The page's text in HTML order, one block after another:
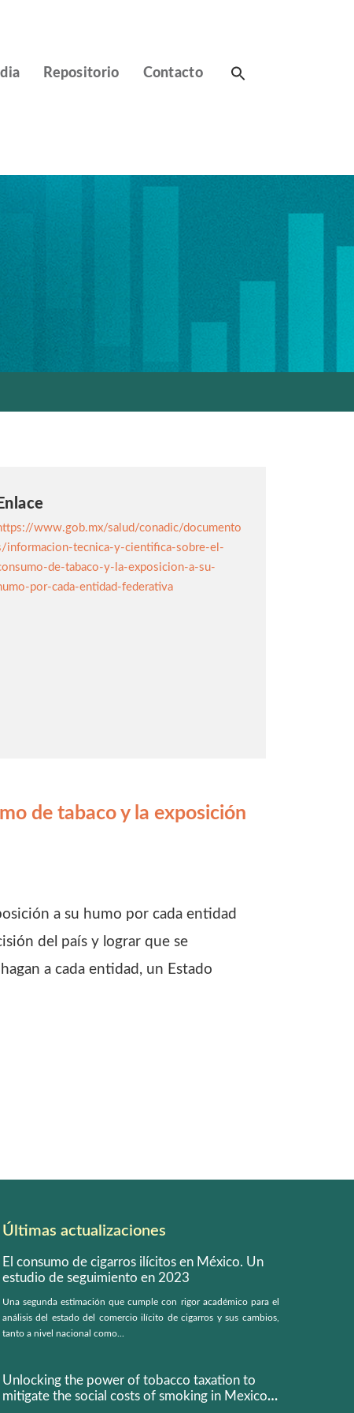
Repositorio Contacto
Enlace
www.gob.mx/salud/conadic/documento
informacion-tecnica-y-cientifica-sobre-el-
de-tabaco-y-la-exposicion-a-su-
por-cada-entidad-federativa
de tabaco y la exposición
a su humo por cada entidad
del país y lograr que se
a cada entidad, un Estado
Últimas actualizaciones
El consumo de cigarros ilícitos en México. Un
estudio de seguimiento en 2023
Una segunda estimación que cumple con rigor académico para el
análisis del estado del comercio ilícito de cigarros y sus cambios,
tanto a nivel nacional como...
Unlocking the power of tobacco taxation to
mitigate the social costs of smoking in Mexico: